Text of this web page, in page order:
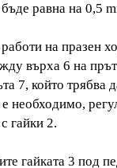
равна на 0,5
на празен
върха 6 на
7, който трябва
необходимо,
гайки 2.
гайката 3 под